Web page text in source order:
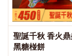
♡
聖誕千秋 香火
黑糖椪餅